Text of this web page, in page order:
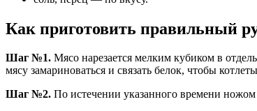
Как приготовить правильный
Шаг №1. Мясо нарезается мелким кубиком в
мясу замариноваться и связать белок, чтобы
Шаг №2. По истечении указанного времени